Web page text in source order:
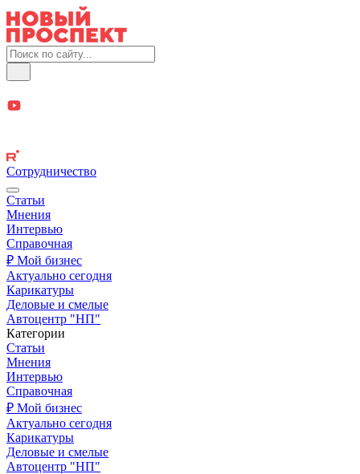
Сотрудничество
Статьи
Мнения
Интервью
Справочная
₽ Мой бизнес
Актуально сегодня
Карикатуры
Деловые и смелые
Автоцентр "НП"
Категории
Статьи
Мнения
Интервью
Справочная
₽ Мой бизнес
Актуально сегодня
Карикатуры
Деловые и смелые
Автоцентр "НП"